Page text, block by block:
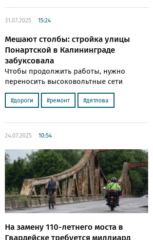
31.07.2025 15:24
Мешают столбы: стройка улицы
Понартской в Калининграде
забуксовала
Чтобы продолжить работы, нужно
переносить высоковольтные сети
дороги ремонт дятлова
24.07.2025 10:54
На замену 110-летнего моста в
Гвардейске требуется миллиард